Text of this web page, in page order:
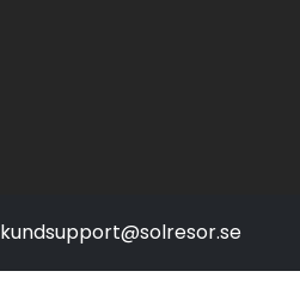
kundsupport@solresor.se